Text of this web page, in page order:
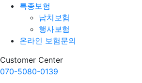
특종보험
납치보험
행사보험
온라인 보험문의
Customer Center
070-5080-0139